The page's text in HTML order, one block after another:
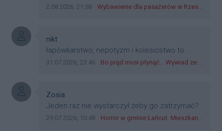
przetestowany. Wybieram się z mim młodym
przejazdów dadzą radę. Albo ogarną, jak to
teraz młode ludzie mówią.
Data dodania komentarza:
2.08.2026, 21:58 Źródło komentarza:
Wybawienie dla pasażerów w Rzeszowie? W mieście ruszyły testy nowego rozwiązania
Autor komentarza:
nikt
Treść komentarza:
łapówkarstwo, nepotyzm i kolesiostwo to
norma w pge dystrybucja rzeszów, takie ***e
zagorzali pisowcy
Data dodania komentarza:
31.07.2026, 23:46 Źródło komentarza:
Bo prąd musi płynąć... Wywiad ze Zbigniewem Możdżeniem - Dyrektorem Generalnym Oddziału PGE Dystrybucja w Rzeszowie
Autor komentarza:
Zosia
Treść komentarza:
Jeden raz nie wystarczył żeby go zatrzymać?
Data dodania komentarza:
29.07.2026, 10:48 Źródło komentarza:
Horror w gminie Łańcut. Mieszkaniec Rzeszowa terroryzował rodzinę nożem i zaatakował policjantów! [VIDEO]